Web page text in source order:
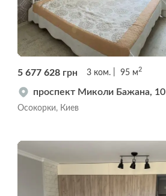
5 677 628 грн 3 ком. 95 м2
проспект Миколи Бажана, 10
Осокорки, Киев